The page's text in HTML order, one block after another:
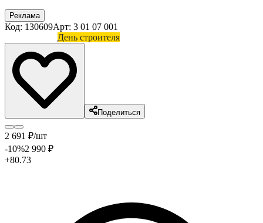
Реклама
Код: 130609Арт: 3 01 07 001
День строителя
Поделиться
2 691 ₽/шт
-10%2 990 ₽
+80.73